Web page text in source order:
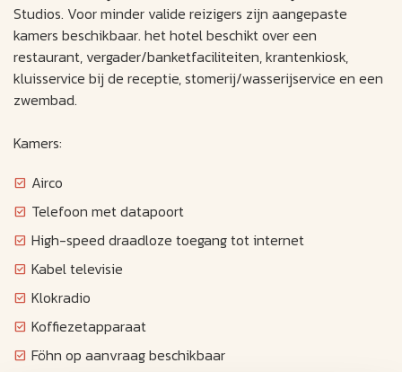
Studios. Voor minder valide reizigers zijn aangepaste
kamers beschikbaar. het hotel beschikt over een
restaurant, vergader/banketfaciliteiten, krantenkiosk,
kluisservice bij de receptie, stomerij/wasserijservice en een
zwembad.
Kamers:
Airco
Telefoon met datapoort
High-speed draadloze toegang tot internet
Kabel televisie
Klokradio
Koffiezetapparaat
Föhn op aanvraag beschikbaar